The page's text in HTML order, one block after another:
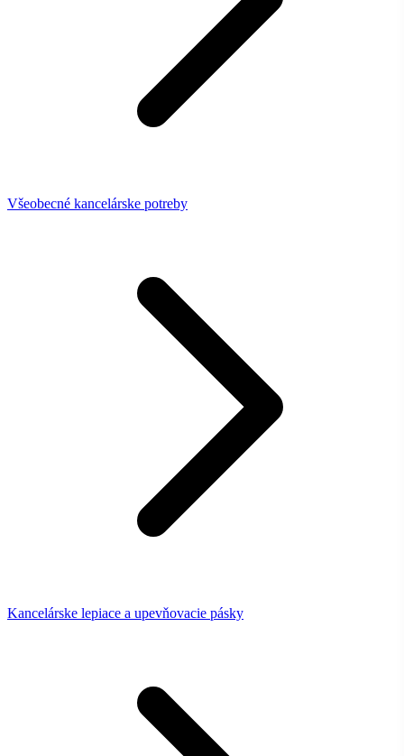
Všeobecné kancelárske potreby
Kancelárske lepiace a upevňovacie pásky